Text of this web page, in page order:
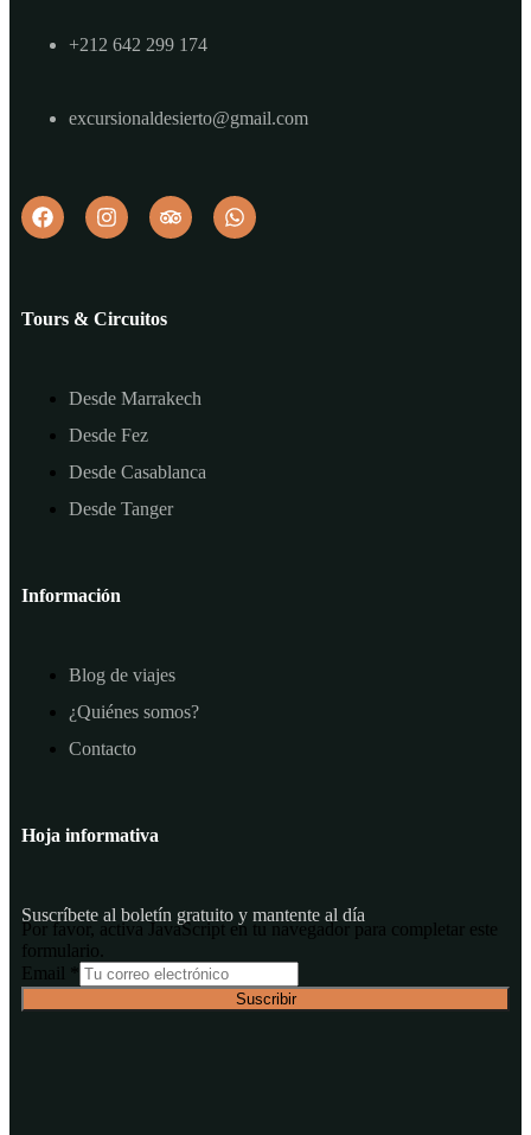
+212 642 299 174
excursionaldesierto@gmail.com
Tours & Circuitos
Desde Marrakech
Desde Fez
Desde Casablanca
Desde Tanger
Información
Blog de viajes
¿Quiénes somos?
Contacto
Hoja informativa
Suscríbete al boletín gratuito y mantente al día
Por favor, activa JavaScript en tu navegador para completar este
formulario.
Email
Email
Suscribir